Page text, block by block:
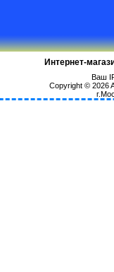
Интернет-
Ваш
Copyright © 2026